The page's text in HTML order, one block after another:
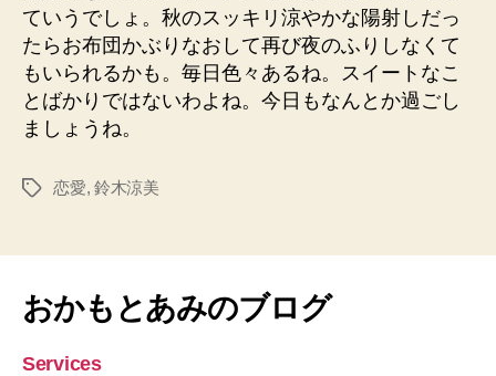
ていうでしょ。秋のスッキリ涼やかな陽射しだっ
たらお布団かぶりなおして再び夜のふりしなくて
もいられるかも。毎日色々あるね。スイートなこ
とばかりではないわよね。今日もなんとか過ごし
ましょうね。
タ
恋愛, 鈴木涼美
おかもとあみのブログ
Services